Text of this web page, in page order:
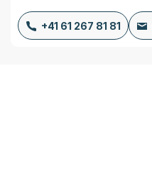
+41 61 267 81 81